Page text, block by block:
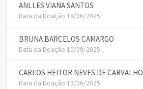
ANLLES VIANA SANTOS
Data da Doação 18/06/2025
BRUNA BARCELOS CAMARGO
Data da Doação 10/09/2025
CARLOS HEITOR NEVES DE CARVALHO
Data da Doação 19/06/2025